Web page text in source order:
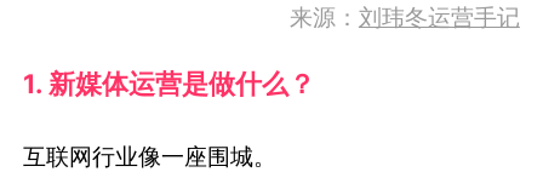
来源： 刘玮冬运营手记
1. 新媒体运营是做什么？
互联网行业像一座围城。